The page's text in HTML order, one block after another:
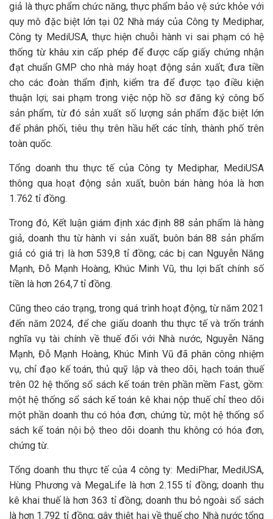
giả là thực phẩm chức năng, thực phẩm bảo vệ sức khỏe với
quy mô đặc biệt lớn tại 02 Nhà máy của Công ty Mediphar,
Công ty MediUSA, thực hiện chuỗi hành vi sai phạm có hệ
thống từ khâu xin cấp phép để được cấp giấy chứng nhận
đạt chuẩn GMP cho nhà máy hoạt động sản xuất; đưa tiền
cho các đoàn thẩm định, kiểm tra để được tạo điều kiện
thuận lợi; sai phạm trong việc nộp hồ sơ đăng ký công bố
sản phẩm, từ đó sản xuất số lượng sản phẩm đặc biệt lớn
để phân phối, tiêu thụ trên hầu hết các tỉnh, thành phố trên
toàn quốc.
Tổng doanh thu thực tế của Công ty Mediphar, MediUSA
thông qua hoạt động sản xuất, buôn bán hàng hóa là hơn
1.762 tỉ đồng.
Trong đó, Kết luận giám định xác định 88 sản phẩm là hàng
giả, doanh thu từ hành vi sản xuất, buôn bán 88 sản phẩm
giả có giá trị là hơn 539,8 tỉ đồng; các bị can Nguyễn Năng
Mạnh, Đỗ Mạnh Hoàng, Khúc Minh Vũ, thu lợi bất chính số
tiền là hơn 264,7 tỉ đồng.
Cũng theo cáo trạng, trong quá trình hoạt động, từ năm 2021
đến năm 2024, để che giấu doanh thu thực tế và trốn tránh
nghĩa vụ tài chính về thuế đối với Nhà nước, Nguyễn Năng
Mạnh, Đỗ Mạnh Hoàng, Khúc Minh Vũ đã phân công nhiệm
vụ, chỉ đạo kế toán, thủ quỹ lập và theo dõi, hạch toán thuế
trên 02 hệ thống sổ sách kế toán trên phần mềm Fast, gồm:
một hệ thống sổ sách kế toán kê khai nộp thuế chỉ theo dõi
một phần doanh thu có hóa đơn, chứng từ; một hệ thống sổ
sách kế toán nội bộ theo dõi doanh thu không có hóa đơn,
chứng từ.
Tổng doanh thu thực tế của 4 công ty: MediPhar, MediUSA,
Hùng Phương và MegaLife là hơn 2.155 tỉ đồng; doanh thu
kê khai thuế là hơn 363 tỉ đồng; doanh thu bỏ ngoài sổ sách
là hơn 1.792 tỉ đồng; gây thiệt hại về thuế cho Nhà nước tổng